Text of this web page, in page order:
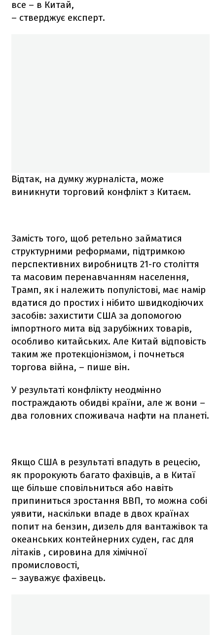
все – в Китай,
– стверджує експерт.
Відтак, на думку журналіста, може
виникнути торговий конфлікт з Китаєм.
Замість того, щоб ретельно займатися
структурними реформами, підтримкою
перспективних виробництв 21-го століття
та масовим перенавчанням населення,
Трамп, як і належить популістові, має намір
вдатися до простих і нібито швидкодіючих
засобів: захистити США за допомогою
імпортного мита від зарубіжних товарів,
особливо китайських. Але Китай відповість
таким же протекціонізмом, і почнеться
торгова війна, – пише він.
У результаті конфлікту неодмінно
постраждають обидві країни, але ж вони –
два головних споживача нафти на планеті.
Якщо США в результаті впадуть в рецесію,
як пророкують багато фахівців, а в Китаї
ще більше сповільниться або навіть
припиниться зростання ВВП, то можна собі
уявити, наскільки впаде в двох країнах
попит на бензин, дизель для вантажівок та
океанських контейнерних суден, гас для
літаків , сировина для хімічної
промисловості,
– зауважує фахівець.